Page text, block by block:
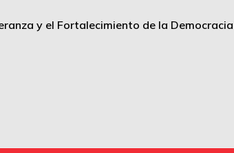
y el Fortalecimiento de la